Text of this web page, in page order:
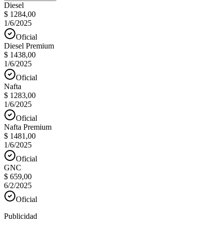
Diesel
$ 1284,00
1/6/2025
Oficial
Diesel Premium
$ 1438,00
1/6/2025
Oficial
Nafta
$ 1283,00
1/6/2025
Oficial
Nafta Premium
$ 1481,00
1/6/2025
Oficial
GNC
$ 659,00
6/2/2025
Oficial
Publicidad